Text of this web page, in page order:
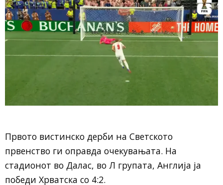
Првото вистинско дерби на Светското
првенство ги оправда очекувањата. На
стадионот во Далас, во Л групата, Англија ја
победи Хрватска со 4:2.